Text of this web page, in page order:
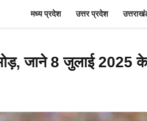
मध्य प्रदेश उत्तर प्रदेश
जाने 8 जुलाई 2025 के